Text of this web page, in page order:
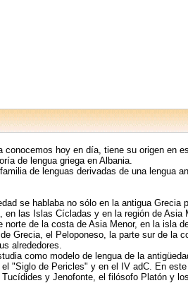
conocemos hoy en día, tiene su origen en
de lengua griega en Albania.
de lenguas derivadas de una lengua
se hablaba no sólo en la antigua
en las Islas Cícladas y en la región de
norte de la costa de Asia Menor, en la isla
Grecia, el Peloponeso, la parte sur de
alrededores.
como modelo de lengua de la
"Siglo de Pericles" y en el IV adC. En
y Jenofonte, el filósofo Platón y